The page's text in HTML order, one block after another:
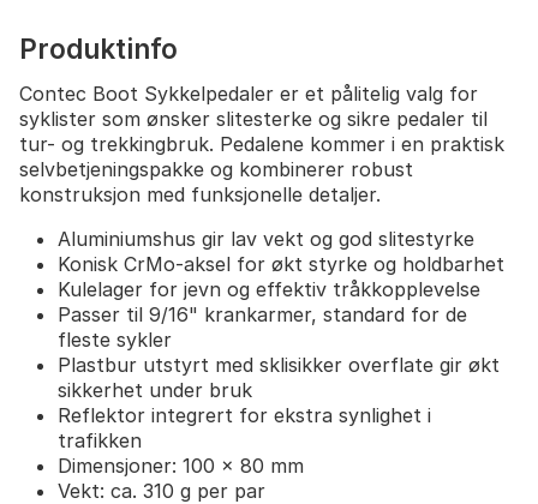
Produktinfo
Contec Boot Sykkelpedaler er et pålitelig valg for
syklister som ønsker slitesterke og sikre pedaler til
tur- og trekkingbruk. Pedalene kommer i en praktisk
selvbetjeningspakke og kombinerer robust
konstruksjon med funksjonelle detaljer.
Aluminiumshus gir lav vekt og god slitestyrke
Konisk CrMo-aksel for økt styrke og holdbarhet
Kulelager for jevn og effektiv tråkkopplevelse
Passer til 9/16" krankarmer, standard for de
fleste sykler
Plastbur utstyrt med sklisikker overflate gir økt
sikkerhet under bruk
Reflektor integrert for ekstra synlighet i
trafikken
Dimensjoner: 100 x 80 mm
Vekt: ca. 310 g per par